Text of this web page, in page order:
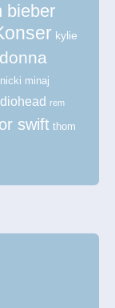
bieber
kylie
nicki minaj
rem
swift thom